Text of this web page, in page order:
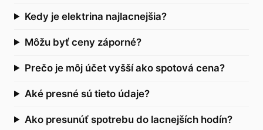
Kedy je elektrina najlacnejšia?
Môžu byť ceny záporné?
Prečo je môj účet vyšší ako spotová cena?
Aké presné sú tieto údaje?
Ako presunúť spotrebu do lacnejších hodín?